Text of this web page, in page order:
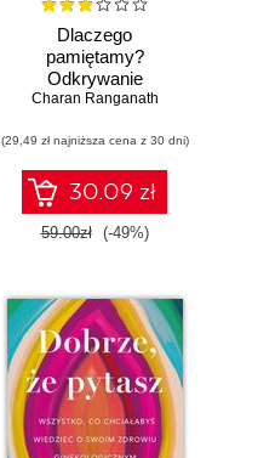
Dr. Julie E. Mehan
Dlaczego
pamiętamy?
Odkrywanie
sekretów pamięci,
co ważne
Charan Ranganath
(29,49 zł najniższa cena z 30 dni)
30.09 zł
59.00zł (-49%)